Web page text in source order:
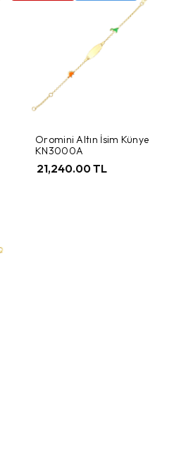
Oromini Altın İsim Künye
KN3000A
21,240.00 TL